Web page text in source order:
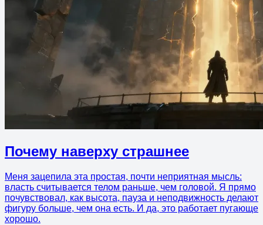
Почему наверху страшнее
Меня зацепила эта простая, почти неприятная мысль:
власть считывается телом раньше, чем головой. Я прямо
почувствовал, как высота, пауза и неподвижность делают
фигуру больше, чем она есть. И да, это работает пугающе
хорошо.